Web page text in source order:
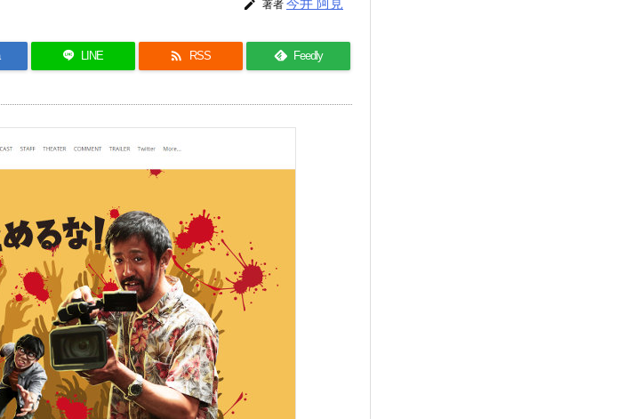
 著者
LINE  RSS Feedly